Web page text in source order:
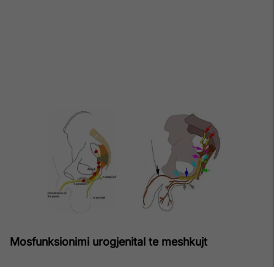
Mosfunksionimi urogjenital te meshkujt